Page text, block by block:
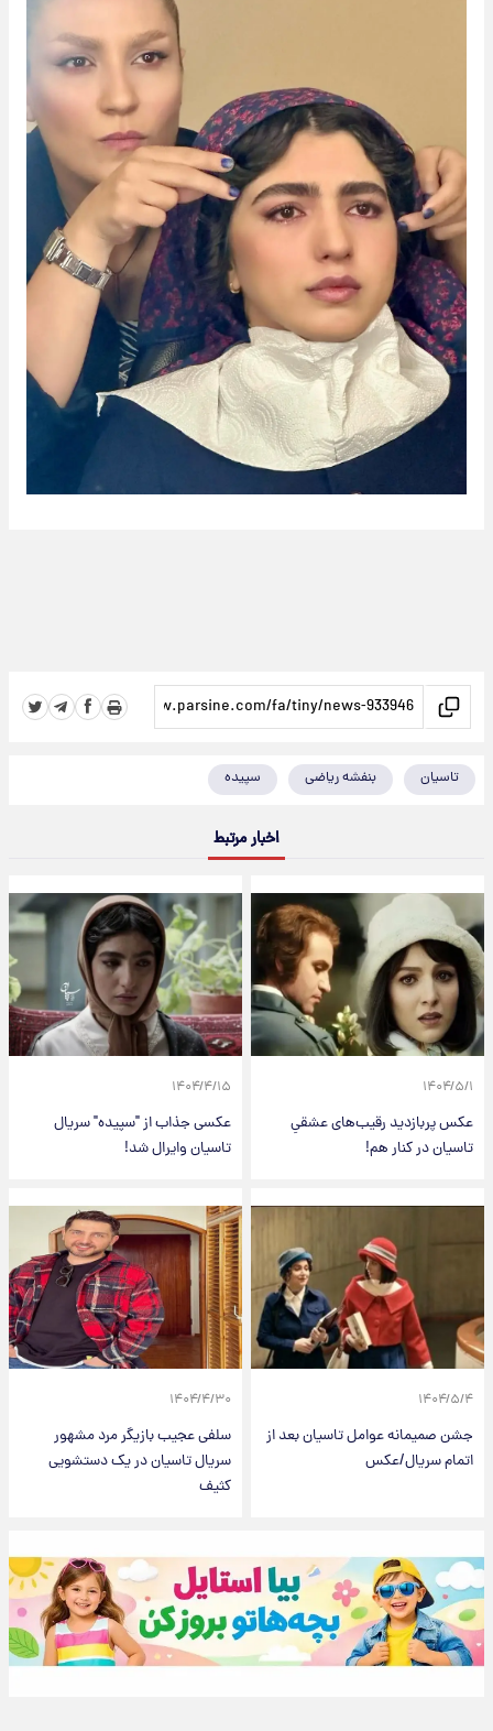
تاسیان بنفشه ریاضی سپیده
اخبار مرتبط
۱۴۰۴/۵/۱
عکس پربازدید رقیب‌های عشقیِ
تاسیان در کنار هم!
۱۴۰۴/۴/۱۵
عکسی جذاب از "سپیده" سریال
تاسیان وایرال شد!
۱۴۰۴/۵/۴
جشن صمیمانه عوامل تاسیان بعد از
اتمام سریال/عکس
۱۴۰۴/۴/۳۰
سلفی عجیب بازیگر مرد مشهور
سریال تاسیان در یک دستشویی
کثیف